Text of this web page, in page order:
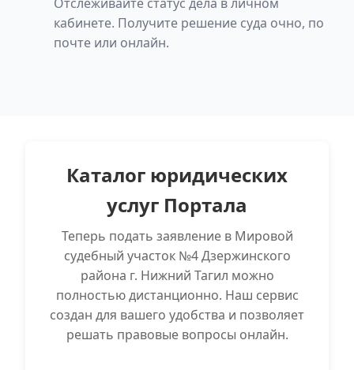
кабинете. Получите решение суда очно, по
почте или онлайн.
Каталог юридических
услуг Портала
Теперь подать заявление в Мировой
судебный участок №4 Дзержинского
района г. Нижний Тагил можно
полностью дистанционно. Наш сервис
создан для вашего удобства и позволяет
решать правовые вопросы онлайн.